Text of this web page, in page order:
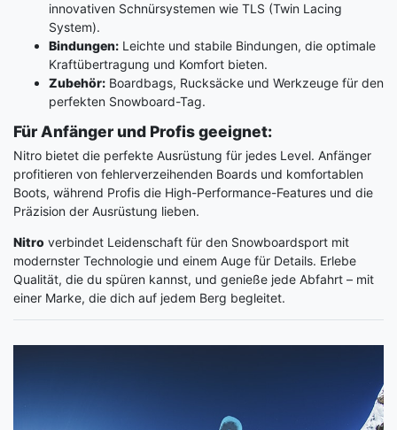
innovativen Schnürsystemen wie TLS (Twin Lacing
System).
Bindungen: Leichte und stabile Bindungen, die optimale
Kraftübertragung und Komfort bieten.
Zubehör: Boardbags, Rucksäcke und Werkzeuge für den
perfekten Snowboard-Tag.
Für Anfänger und Profis geeignet:
Nitro bietet die perfekte Ausrüstung für jedes Level. Anfänger
profitieren von fehlerverzeihenden Boards und komfortablen
Boots, während Profis die High-Performance-Features und die
Präzision der Ausrüstung lieben.
Nitro verbindet Leidenschaft für den Snowboardsport mit
modernster Technologie und einem Auge für Details. Erlebe
Qualität, die du spüren kannst, und genieße jede Abfahrt – mit
einer Marke, die dich auf jedem Berg begleitet.